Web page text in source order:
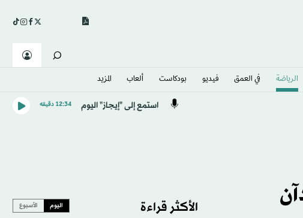
الرياضة في العمق فيديو بودكاست ألعاب المزيد
استمع إلى "إيجاز" اليوم 12:34 دقيقه
الأكثر قراءة اليوم الأسبوع